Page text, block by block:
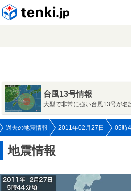
台風13号情報
大型で非常に強い台風13号が
過去の地震情報 2011年02月27日 05時
地震情報